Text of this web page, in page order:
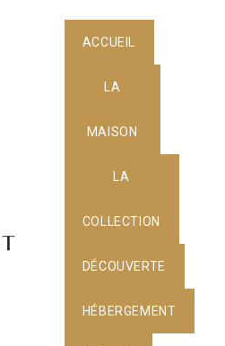
ACCUEIL
LA
MAISON
LA
COLLECTION
DÉCOUVERTE
HÉBERGEMENT